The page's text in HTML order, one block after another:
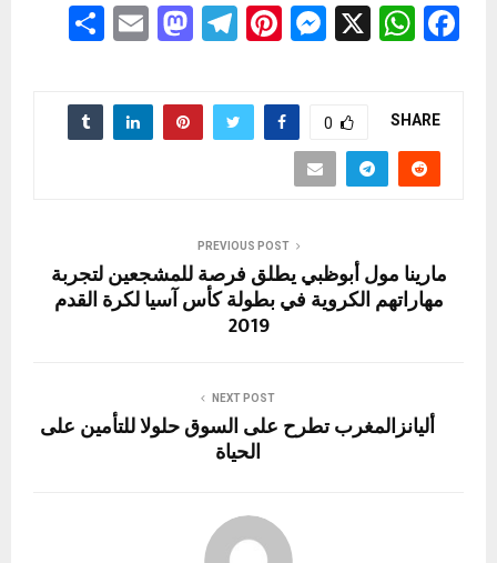
F
b
o
o
W
A
p
X
M
se
n
Pi
er
es
T
e
gr
M
st
o
E
ail
ar
e
SHARE
0
PREVIOUS POST
مارينا مول أبوظبي يطلق فرصة للمشجعين لتجربة
مهاراتهم الكروية في بطولة كأس آسيا لكرة القدم
2019
NEXT POST
أليانزالمغرب تطرح على السوق حلولا للتأمين على
الحياة